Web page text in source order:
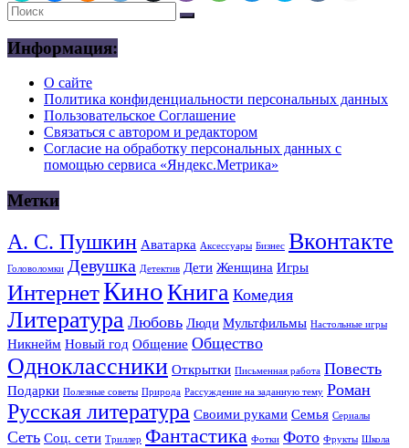
Информация:
О сайте
Политика конфиденциальности персональных данных
Пользовательское Соглашение
Связаться с автором и редактором
Согласие на обработку персональных данных с
помощью сервиса «Яндекс.Метрика»
Метки
А. С. Пушкин Аватарка Аксессуары Бизнес Вконтакте
Головоломки Девушка Детектив Дети Женщина Игры
ИнтернетКиноКнига Комедия
Литература Любовь Люди Мультфильмы Настольные игры
Никнейм Новый год Общение Общество
Одноклассники Открытки Письменная работа Повесть
Подарки Полезные советы Природа Рассуждение на заданную тему Роман
Русская литература Своими руками Семья Сериалы
Сеть Соц. сети Триллер Фантастика Фотки Фото Фрукты Школа